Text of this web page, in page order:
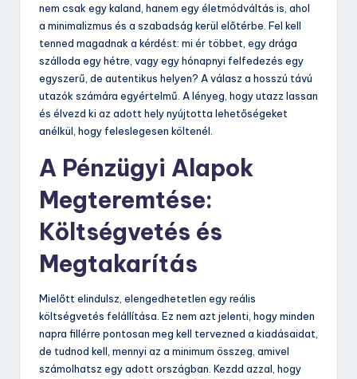
nem csak egy kaland, hanem egy életmódváltás is, ahol
a minimalizmus és a szabadság kerül előtérbe. Fel kell
tenned magadnak a kérdést: mi ér többet, egy drága
szálloda egy hétre, vagy egy hónapnyi felfedezés egy
egyszerű, de autentikus helyen? A válasz a hosszú távú
utazók számára egyértelmű. A lényeg, hogy utazz lassan
és élvezd ki az adott hely nyújtotta lehetőségeket
anélkül, hogy feleslegesen költenél.
A Pénzügyi Alapok
Megteremtése:
Költségvetés és
Megtakarítás
Mielőtt elindulsz, elengedhetetlen egy reális
költségvetés felállítása. Ez nem azt jelenti, hogy minden
napra fillérre pontosan meg kell tervezned a kiadásaidat,
de tudnod kell, mennyi az a minimum összeg, amivel
számolhatsz egy adott országban. Kezdd azzal, hogy